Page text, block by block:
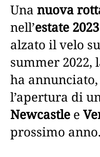
Una nuova
nell’estate 2023
alzato il velo
summer 2022,
ha
l’apertura di
Newcastle e
prossimo anno.